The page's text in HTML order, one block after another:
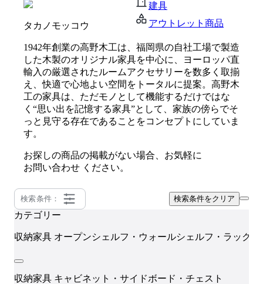
建具
アウトレット商品
タカノモッコウ
1942年創業の高野木工は、福岡県の自社工場で製造
した木製のオリジナル家具を中心に、ヨーロッパ直
輸入の厳選されたルームアクセサリーを数多く取揃
え、快適で心地よい空間をトータルに提案。高野木
工の家具は、ただモノとして機能するだけではな
く“思い出を記憶する家具”として、家族の傍らでそ
っと見守る存在であることをコンセプトにしていま
す。
お探しの商品の掲載がない場合、お気軽に
お問い合わせ ください。
検索条件： 検索条件をクリア
カテゴリー
収納家具 オープンシェルフ・ウォールシェルフ・ラック
収納家具 キャビネット・サイドボード・チェスト